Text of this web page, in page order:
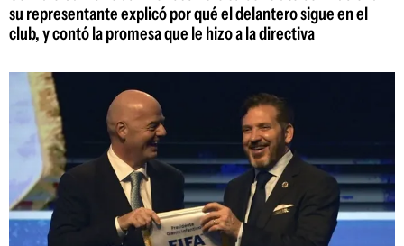
su representante explicó por qué el delantero sigue en el
club, y contó la promesa que le hizo a la directiva